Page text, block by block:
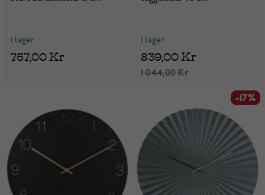
I lager
757,00 Kr
I lager
1 044,00 Kr
839,00 Kr
-17%
-17%